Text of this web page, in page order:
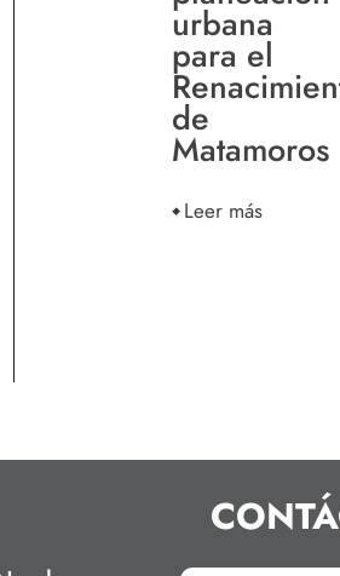
urbana
para el
de
Matamoros
Leer más